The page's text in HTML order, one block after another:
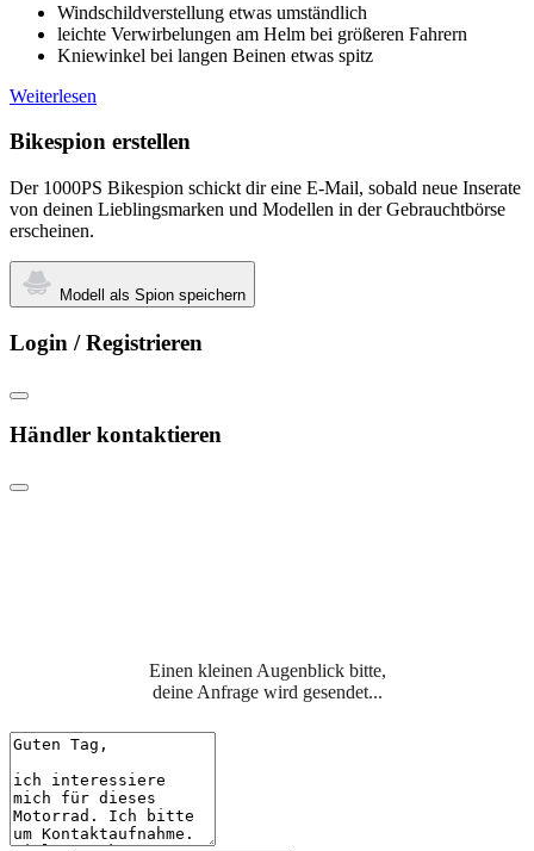
Windschildverstellung etwas umständlich
leichte Verwirbelungen am Helm bei größeren Fahrern
Kniewinkel bei langen Beinen etwas spitz
Weiterlesen
Bikespion erstellen
Der 1000PS Bikespion schickt dir eine E-Mail, sobald neue Inserate
von deinen Lieblingsmarken und Modellen in der Gebrauchtbörse
erscheinen.
Modell als Spion speichern
Login / Registrieren
Händler kontaktieren
Einen kleinen Augenblick bitte,
deine Anfrage wird gesendet...